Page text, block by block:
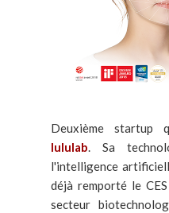
Deuxième startup
lululab. Sa
l'intelligence
déjà remporté le
secteur